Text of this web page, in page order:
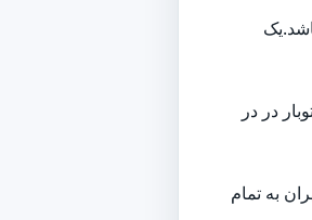
در در
به تمام